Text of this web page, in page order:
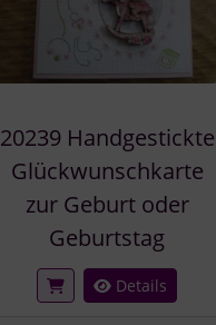
20239 Handgestickte
Glückwunschkarte
zur Geburt oder
Geburtstag
Details